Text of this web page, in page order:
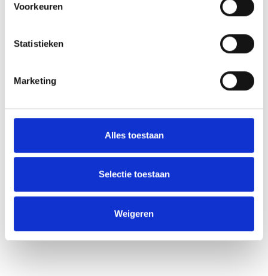
Voorkeuren
Statistieken
Marketing
Alles toestaan
Selectie toestaan
Weigeren